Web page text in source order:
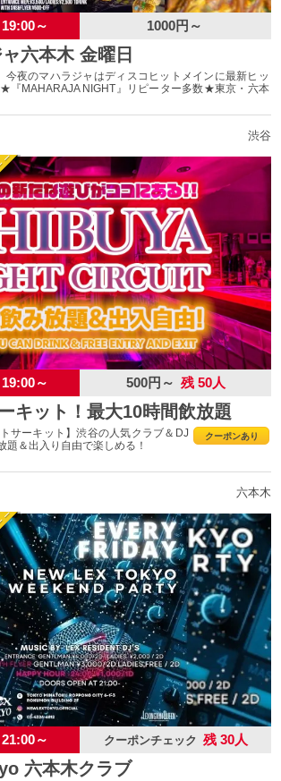
～ 1000円～
六本木 金曜日
今夜のマハラジャはディスコヒットメインに最新ヒッ
『MAHARAJA NIGHT』リピーター多数★東京・六本
渋谷
～ 500円～ 残 50人
キット！最大10時間飲放題
クーポンあり
サーキット】渋谷の人気クラブ＆DJ
題＆出入り自由で楽しめる！
六本木
～ クーポンチェック 残 30人
六本木クラブ